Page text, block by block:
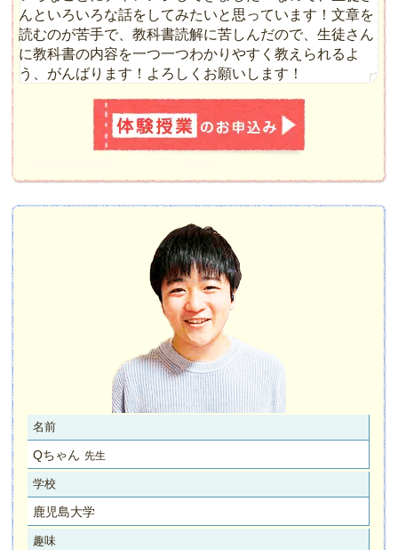
んといろいろな話をしてみたいと思っています！文章を
読むのが苦手で、教科書読解に苦しんだので、生徒さん
に教科書の内容を一つ一つわかりやすく教えられるよ
う、がんばります！よろしくお願いします！
名前
Qちゃん 先生
学校
鹿児島大学
趣味